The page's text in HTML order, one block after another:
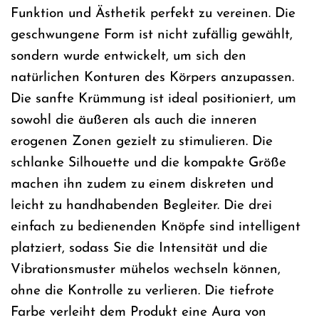
Funktion und Ästhetik perfekt zu vereinen. Die
geschwungene Form ist nicht zufällig gewählt,
sondern wurde entwickelt, um sich den
natürlichen Konturen des Körpers anzupassen.
Die sanfte Krümmung ist ideal positioniert, um
sowohl die äußeren als auch die inneren
erogenen Zonen gezielt zu stimulieren. Die
schlanke Silhouette und die kompakte Größe
machen ihn zudem zu einem diskreten und
leicht zu handhabenden Begleiter. Die drei
einfach zu bedienenden Knöpfe sind intelligent
platziert, sodass Sie die Intensität und die
Vibrationsmuster mühelos wechseln können,
ohne die Kontrolle zu verlieren. Die tiefrote
Farbe verleiht dem Produkt eine Aura von